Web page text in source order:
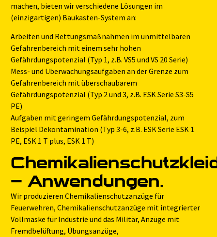
machen, bieten wir verschiedene Lösungen im
(einzigartigen) Baukasten-System an:
Arbeiten und Rettungsmaßnahmen im unmittelbaren
Gefahrenbereich mit einem sehr hohen
Gefährdungspotenzial (Typ 1, z.B. VS5 und VS 20 Serie)
Mess- und Überwachungsaufgaben an der Grenze zum
Gefahrenbereich mit überschaubarem
Gefährdungspotenzial (Typ 2 und 3, z.B. ESK Serie S3-S5
PE)
Aufgaben mit geringem Gefährdungspotenzial, zum
Beispiel Dekontamination (Typ 3-6, z.B. ESK Serie ESK 1
PE, ESK 1 T plus, ESK 1 T)
– Anwendungen.
Wir produzieren Chemikalienschutzanzüge für
Feuerwehren, Chemikalienschutzanzüge mit integrierter
Vollmaske für Industrie und das Militär, Anzüge mit
Fremdbelüftung, Übungsanzüge,